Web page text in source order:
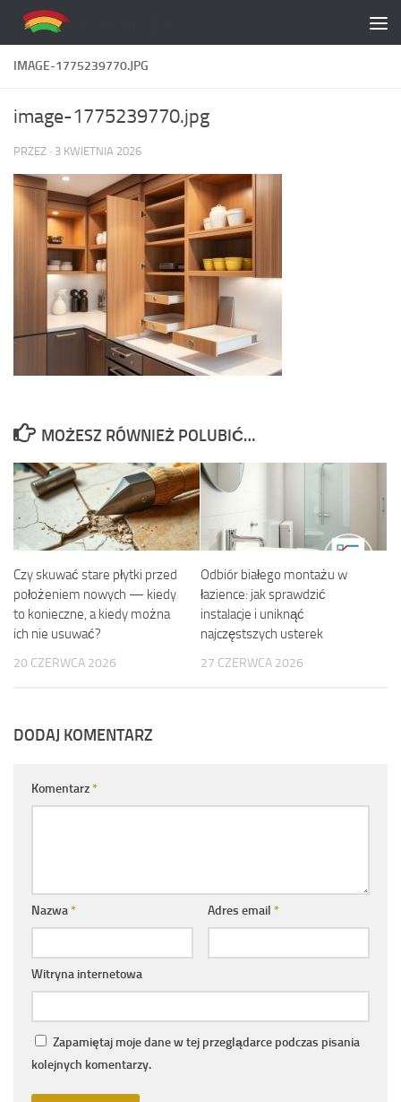
Skip to content
IMAGE-1775239770.JPG
image-1775239770.jpg
PRZEZ · 3 KWIETNIA 2026
MOŻESZ RÓWNIEŻ POLUBIĆ…
Czy skuwać stare płytki przed
położeniem nowych — kiedy
to konieczne, a kiedy można
ich nie usuwać?
20 CZERWCA 2026
Odbiór białego montażu w
łazience: jak sprawdzić
instalacje i uniknąć
najczęstszych usterek
27 CZERWCA 2026
DODAJ KOMENTARZ
Komentarz*
Nazwa* Adres email *
Witryna internetowa
Zapamiętaj moje dane w tej przeglądarce podczas pisania
kolejnych komentarzy.